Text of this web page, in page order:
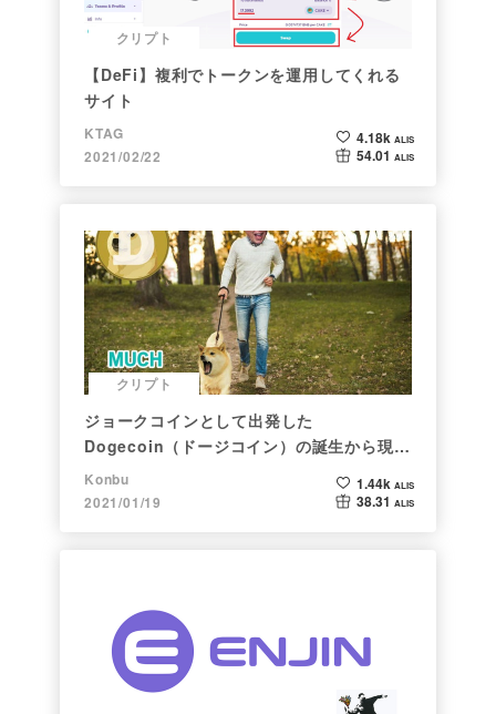
クリプト
【DeFi】複利でトークンを運用してくれる
サイト
KTAG
2021/02/22
4.18k ALIS
54.01 ALIS
クリプト
ジョークコインとして出発した
Dogecoin（ドージコイン）の誕生から現在
まで。注目される非証券性🐶
Konbu
2021/01/19
1.44k ALIS
38.31 ALIS